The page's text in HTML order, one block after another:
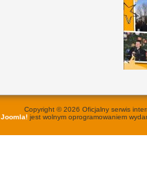
Copyright © 2026 Oficjalny serwis
Joomla!jest wolnym oprogramowaniem